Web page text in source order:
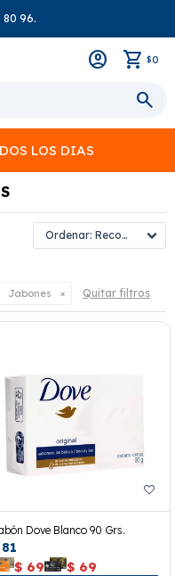
80 96.
$0
LOS DIAS
Recomendados
Jabones Quitar filtros
Dove Blanco 90 Grs.
81
$ 69 $ 69